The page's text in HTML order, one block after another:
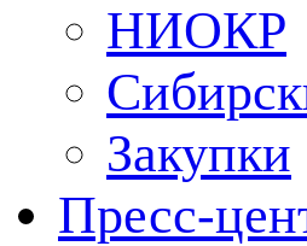
НИОКР
Закупки
Пресс-